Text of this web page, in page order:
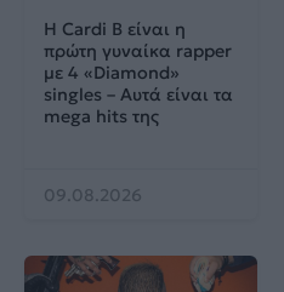
Η Cardi B είναι η
πρώτη γυναίκα rapper
με 4 «Diamond»
singles – Αυτά είναι τα
mega hits της
09.08.2026